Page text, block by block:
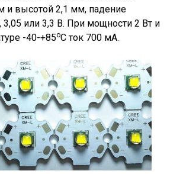
и высотой 2,1 мм, падение
3,05 или 3,3 В. При мощности 2 Вт и
-40-+85оС ток 700 мА.